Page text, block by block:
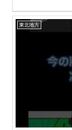
東北地方